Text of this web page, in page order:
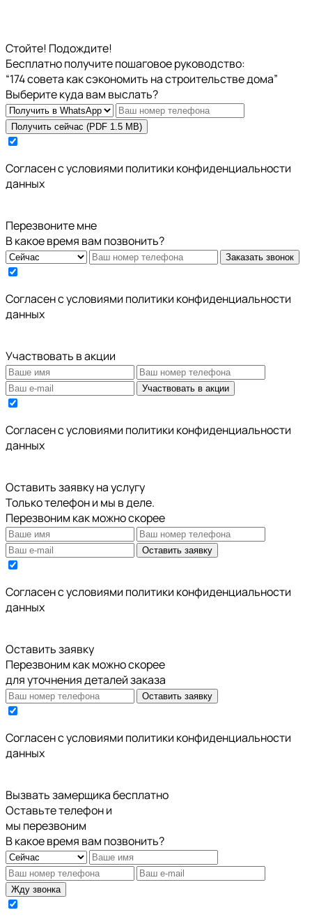
Стойте! Подождите!
Бесплатно получите пошаговое руководство:
“174 совета как сэкономить на строительстве дома”
Выберите куда вам выслать?
Получить сейчас (PDF 1.5 MB)
Cогласен с условиями политики конфиденциальности
данных
Перезвоните мне
В какое время вам позвонить?
Заказать звонок
Cогласен с условиями политики конфиденциальности
данных
Участвовать в акции
Участвовать в акции
Cогласен с условиями политики конфиденциальности
данных
Оставить заявку на услугу
Только телефон и мы в деле.
Перезвоним как можно скорее
Оставить заявку
Cогласен с условиями политики конфиденциальности
данных
Оставить заявку
Перезвоним как можно скорее
для уточнения деталей заказа
Оставить заявку
Cогласен с условиями политики конфиденциальности
данных
Вызвать замерщика бесплатно
Оставьте телефон и
мы перезвоним
В какое время вам позвонить?
Жду звонка